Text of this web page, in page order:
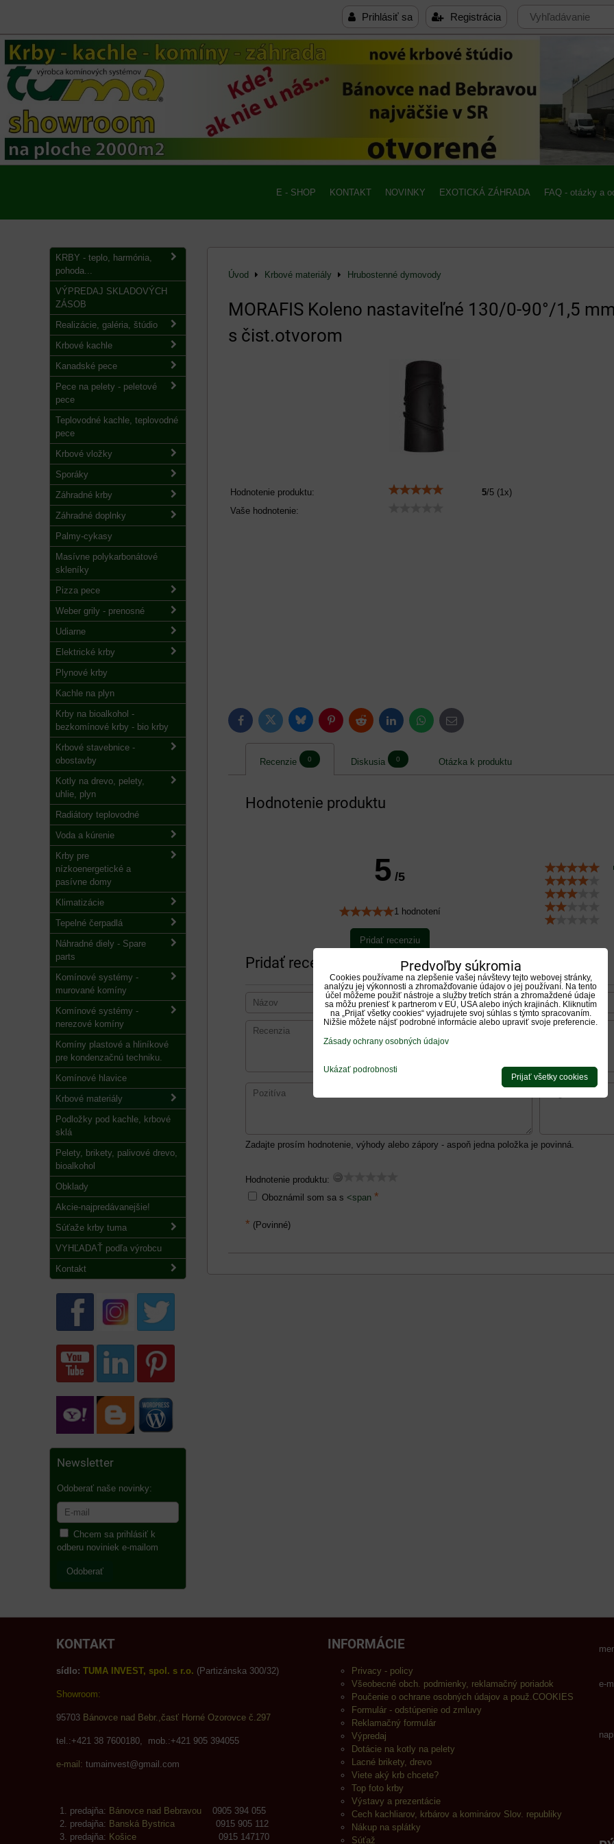
Prihlásiť sa Registrácia
E - SHOP KONTAKT NOVINKY EXOTICKÁ ZÁHRADA FAQ - otázky a
Úvod Krbové materiály Hrubostenné dymovody
MORAFIS Koleno nastaviteľné 130/0-90°/1,5 mm
s čist.otvorom
Hodnotenie produktu: 5/5 (1x)
Vaše hodnotenie:
FacebookTwitter BlueskyPinterestReddit LinkedInWhatsApp
E-
mail
Recenzie 0 Diskusia 0 Otázka k produktu
Hodnotenie produktu
5 /5
1 hodnotení
Pridať recenziu
Pridať recenziu
Zadajte prosím hodnotenie, výhody alebo zápory - aspoň jedna položka je povinná.
Hodnotenie produktu:
Oboznámil som sa s <span *
* (Povinné)
KRBY - teplo, harmónia,
pohoda...
VÝPREDAJ SKLADOVÝCH
ZÁSOB
Realizácie, galéria, štúdio
Krbové kachle
Kanadské pece
Pece na pelety - peletové
pece
Teplovodné kachle, teplovodné
pece
Krbové vložky
Sporáky
Záhradné krby
Záhradné doplnky
Palmy-cykasy
Masívne polykarbonátové
skleníky
Pizza pece
Weber grily - prenosné
Udiarne
Elektrické krby
Plynové krby
Kachle na plyn
Krby na bioalkohol -
bezkomínové krby - bio krby
Krbové stavebnice -
obostavby
Kotly na drevo, pelety,
uhlie, plyn
Radiátory teplovodné
Voda a kúrenie
Krby pre
nízkoenergetické a
pasívne domy
Klimatizácie
Tepelné čerpadlá
Náhradné diely - Spare
parts
Komínové systémy -
murované komíny
Komínové systémy -
nerezové komíny
Komíny plastové a hliníkové
pre kondenzačnú techniku.
Komínové hlavice
Krbové materiály
Podložky pod kachle, krbové
sklá
Pelety, brikety, palivové drevo,
bioalkohol
Obklady
Akcie-najpredávanejšie!
Súťaže krby tuma
VYHĽADAŤ podľa výrobcu
Kontakt
Newsletter
Odoberať naše novinky:
Chcem sa prihlásiť k
odberu noviniek e-mailom
Odoberať
KONTAKT
sídlo: TUMA INVEST, spol. s r.o. (Partizánska 300/32)
Showroom:
95703 Bánovce nad Bebr.,časť Horné Ozorovce č.297
tel.:+421 38 7600180, mob.:+421 905 394055
e-mail: tumainvest@gmail.com
predajňa: Bánovce nad Bebravou 0905 394 055
predajňa: Banská Bystrica 0915 905 112
predajňa: Košice 0915 147170
INFORMÁCIE
Privacy - policy
Všeobecné obch. podmienky, reklamačný poriadok
Poučenie o ochrane osobných údajov a použ.COOKIES
Formulár - odstúpenie od zmluvy
Reklamačný formulár
Výpredaj
Dotácie na kotly na pelety
Lacné brikety, drevo
Viete aký krb chcete?
Top foto krby
Výstavy a prezentácie
Cech kachliarov, krbárov a kominárov Slov. republiky
Nákup na splátky
Súťaž
e-
Predvoľby súkromia
Cookies používame na zlepšenie vašej návštevy tejto webovej stránky,
analýzu jej výkonnosti a zhromažďovanie údajov o jej používaní. Na tento
účel môžeme použiť nástroje a služby tretích strán a zhromaždené údaje
sa môžu preniesť k partnerom v EÚ, USA alebo iných krajinách. Kliknutím
na „Prijať všetky cookies“ vyjadrujete svoj súhlas s týmto spracovaním.
Nižšie môžete nájsť podrobné informácie alebo upraviť svoje preferencie.
Zásady ochrany osobných údajov
Ukázať podrobnosti
Prijať všetky cookies